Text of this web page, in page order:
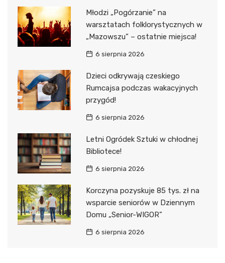
Młodzi „Pogórzanie” na
warsztatach folklorystycznych w
„Mazowszu” – ostatnie miejsca!
6 sierpnia 2026
Dzieci odkrywają czeskiego
Rumcajsa podczas wakacyjnych
przygód!
6 sierpnia 2026
Letni Ogródek Sztuki w chłodnej
Bibliotece!
6 sierpnia 2026
Korczyna pozyskuje 85 tys. zł na
wsparcie seniorów w Dziennym
Domu „Senior-WIGOR”
6 sierpnia 2026